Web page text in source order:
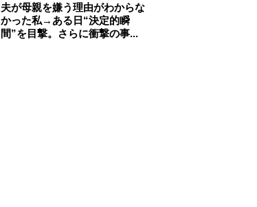
夫が母親を嫌う理由がわからな
かった私→ある日“決定的瞬
間”を目撃。さらに衝撃の事...